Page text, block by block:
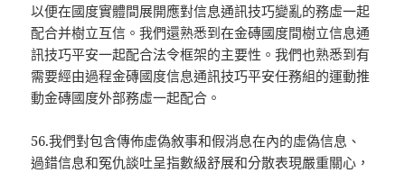
以便在國度實體間展開應對信息通訊技巧變亂的務虛一起
配合并樹立互信。我們還熟悉到在金磚國度間樹立信息通
訊技巧平安一起配合法令框架的主要性。我們也熟悉到有
需要經由過程金磚國度信息通訊技巧平安任務組的運動推
動金磚國度外部務虛一起配合。
56.我們對包含傳佈虛偽敘事和假消息在內的虛偽信息、
過錯信息和冤仇談吐呈指數級舒展和分散表現嚴重關心，